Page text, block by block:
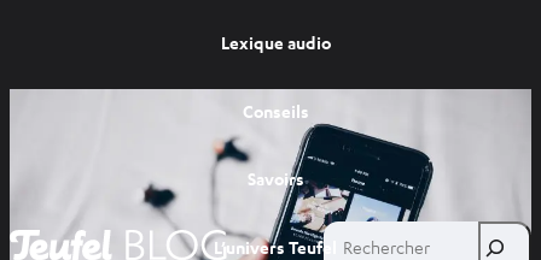
Lexique audio
Conseils
Savoirs
L’univers Teufel
Rechercher